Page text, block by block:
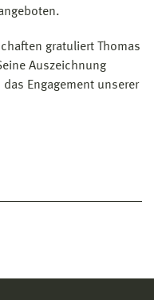
gratuliert Thomas
Auszeichnung
Engagement unserer